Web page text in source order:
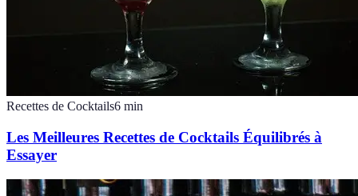
Recettes de Cocktails6 min
Les Meilleures Recettes de Cocktails Équilibrés à
Essayer